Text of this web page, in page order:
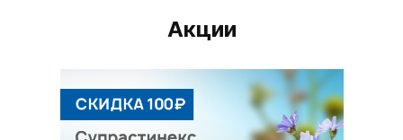
Акции